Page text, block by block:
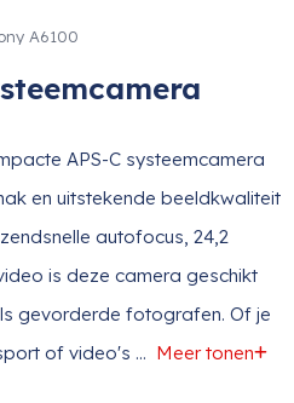
A6100
APS-C systeemcamera
en uitstekende beeldkwaliteit
autofocus, 24,2
is deze camera geschikt
gevorderde fotografen. Of je
of video's ... Meer tonen